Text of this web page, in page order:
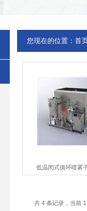
您现在的位置： 首
低温闭式循环喷雾
共 4 条记录，当前